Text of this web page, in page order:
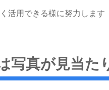
活用できる様に努力します
写真が見当た